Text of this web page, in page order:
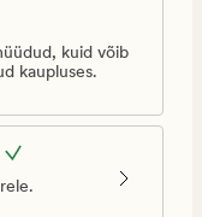
kuid võib
kaupluses.